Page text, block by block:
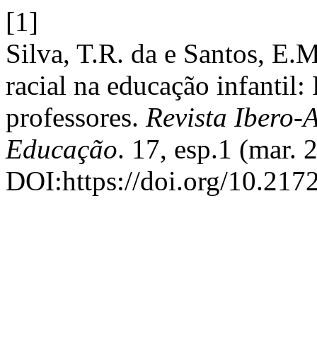
[1]
Silva, T.R. da e Santos,
racial na educação infantil:
professores. Revista Ibero-
Educação. 17, esp.1 (mar.
DOI:https://doi.org/